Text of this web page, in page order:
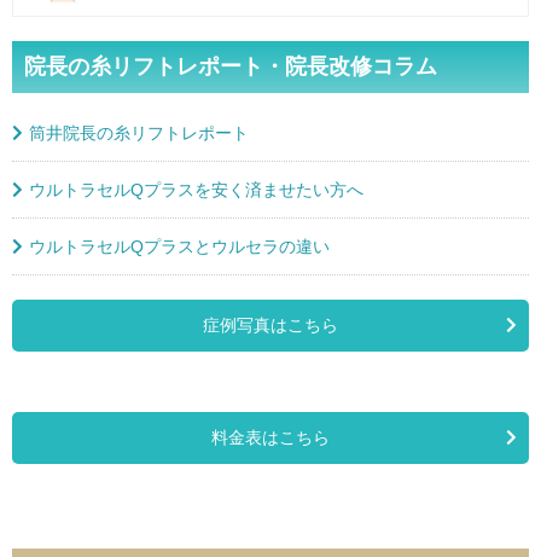
院長の糸リフトレポート・院長改修コラム
筒井院長の糸リフトレポート
ウルトラセルQプラスを安く済ませたい方へ
ウルトラセルQプラスとウルセラの違い
症例写真はこちら
料金表はこちら